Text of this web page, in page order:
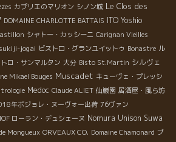
カプリエのマリオン シノン城 Le Clos des
DOMAINE CHARLOTTE BATTAIS ITO Yoshio
シャトー・カッシーニ Carignan Vieilles
jogai ビストロ・グランユイットゥ Bonastre ル
ロ・サンマルタン 大分 Bisto St.Martin シルヴェ
Mikael Bouges Muscadet キューヴェ・プレッシ
Medoc Claude ALIET 仙巌園 居酒屋・風ら坊
年ボジョレ・ヌーヴォー出荷 76ヴァン
ローラン・デュシェーヌ Nomura Unison Suwa
Mongueux ORVEAUX CO. Domaine Chamonard ブ